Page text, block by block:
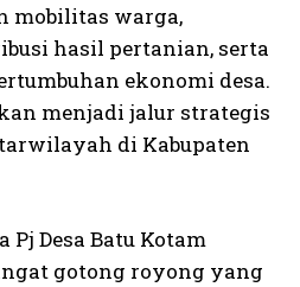
mobilitas warga,
hasil pertanian, serta
ekonomi desa.
menjadi jalur strategis
di Kabupaten
Pj Desa Batu Kotam
gotong royong yang